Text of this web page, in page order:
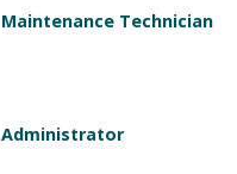
Maintenance Technician
Administrator